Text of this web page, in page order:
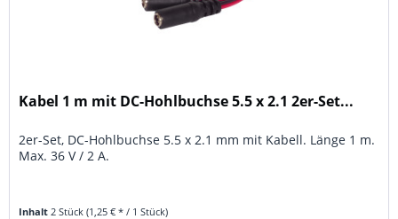
Kabel 1 m mit DC-Hohlbuchse 5.5 x 2.1 2er-Set...
2er-Set, DC-Hohlbuchse 5.5 x 2.1 mm mit Kabell. Länge 1 m.
Max. 36 V / 2 A.
Inhalt 2 Stück(1,25 € * / 1 Stück)